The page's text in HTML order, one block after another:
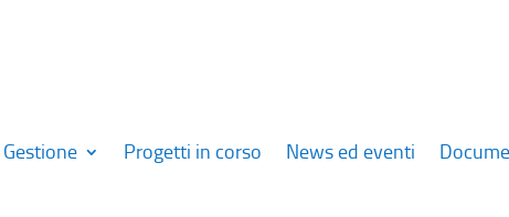
Gestione Progetti in corso News ed eventi